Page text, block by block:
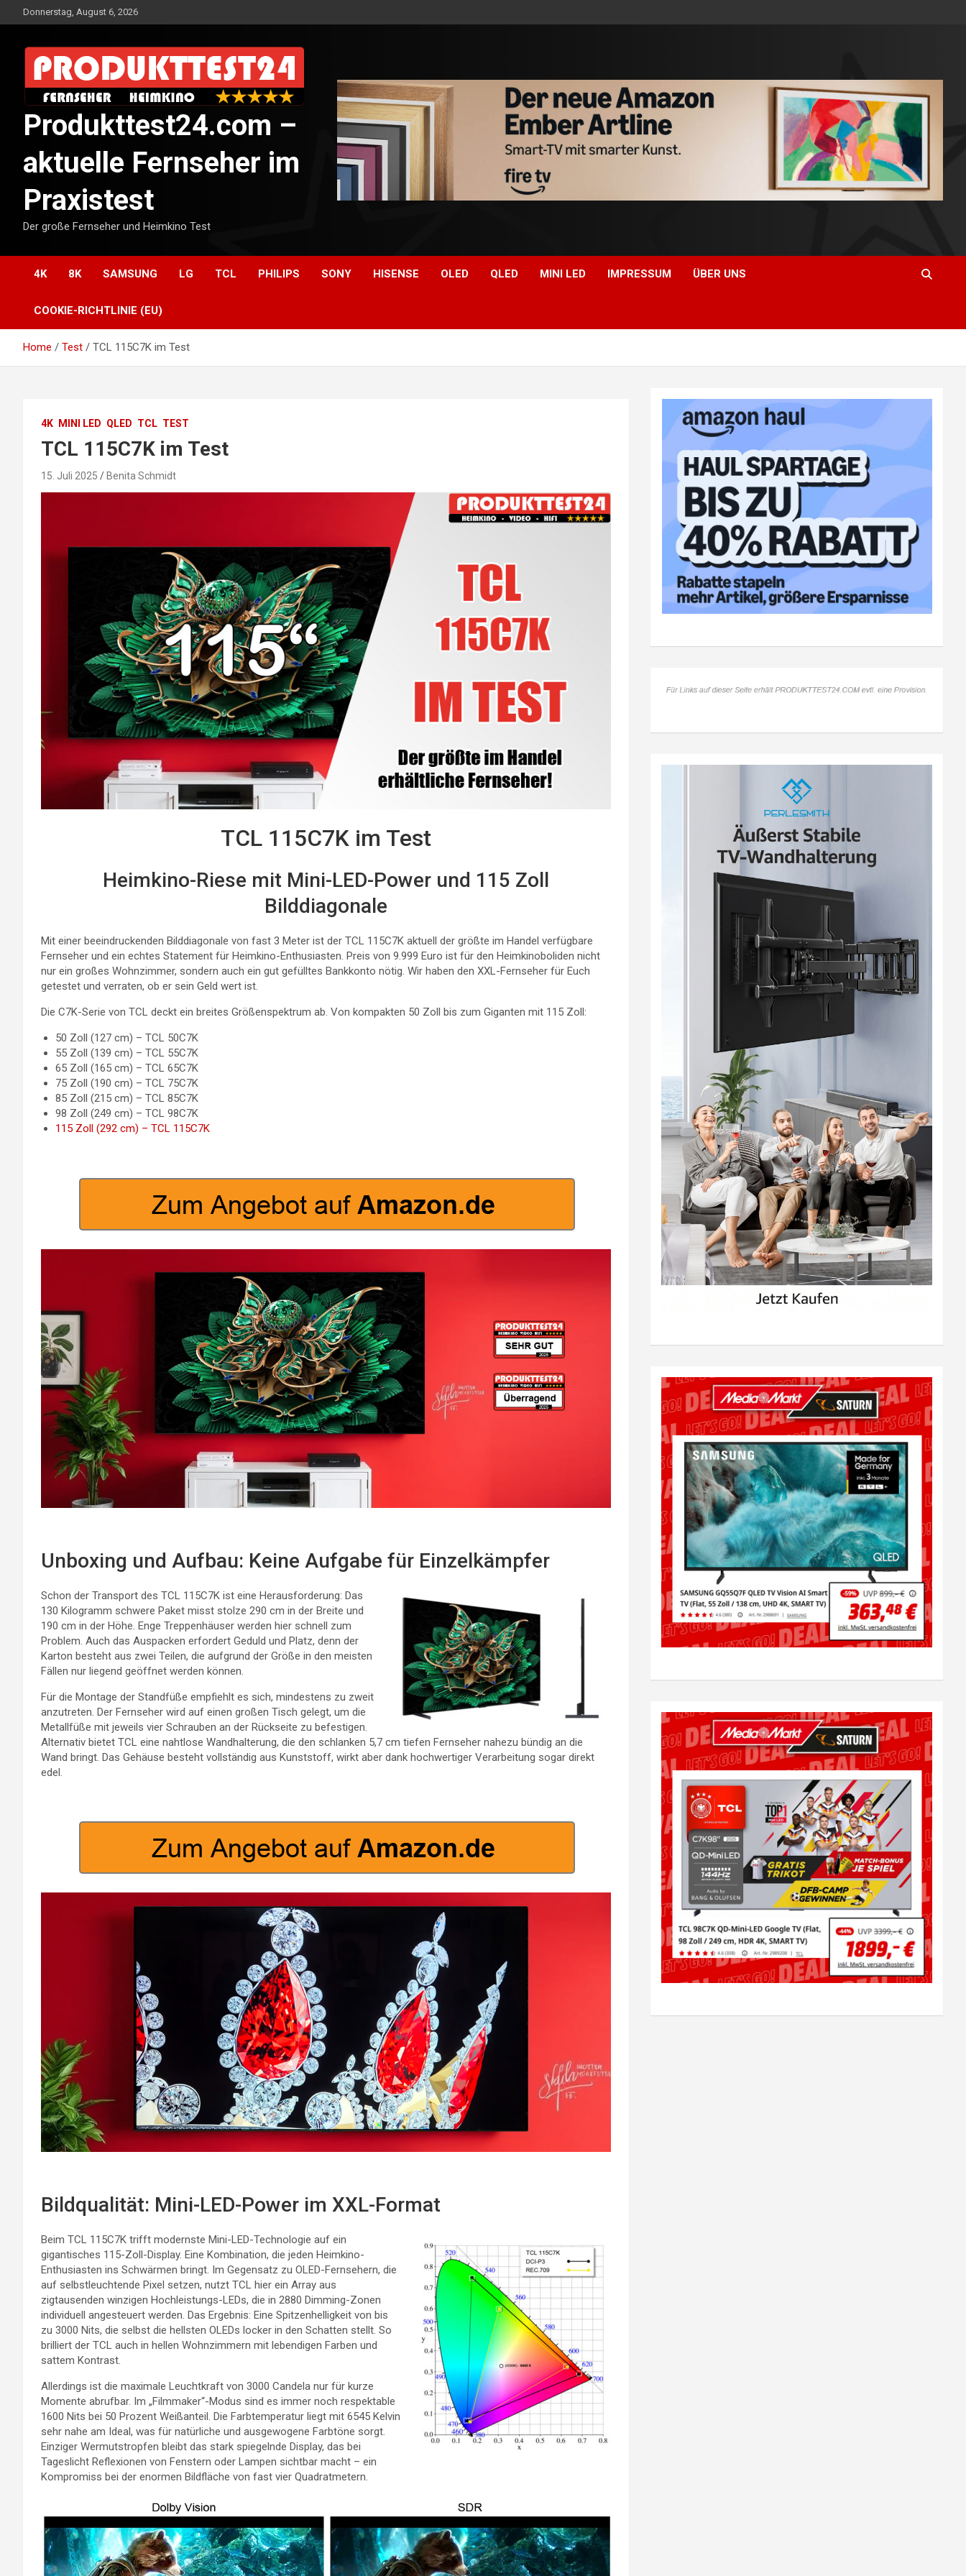
to
Donnerstag, August 6, 2026
Produkttest24.com –
aktuelle Fernseher im
Praxistest
Der große Fernseher und Heimkino Test
4K 8K SAMSUNG LG TCL PHILIPS SONY HISENSE OLED QLED MINI LED IMPRESSUM ÜBER UNS
COOKIE-RICHTLINIE (EU)
Home Test TCL 115C7K im Test
4K MINI LED QLED TCL TEST
TCL 115C7K im Test
15. Juli 2025 Benita Schmidt
TCL 115C7K im Test
Heimkino-Riese mit Mini-LED-Power und 115 Zoll
Bilddiagonale
Mit einer beeindruckenden Bilddiagonale von fast 3 Meter ist der TCL 115C7K aktuell der größte im Handel verfügbare
Fernseher und ein echtes Statement für Heimkino-Enthusiasten. Preis von 9.999 Euro ist für den Heimkinoboliden nicht
nur ein großes Wohnzimmer, sondern auch ein gut gefülltes Bankkonto nötig. Wir haben den XXL-Fernseher für Euch
getestet und verraten, ob er sein Geld wert ist.
Die C7K-Serie von TCL deckt ein breites Größenspektrum ab. Von kompakten 50 Zoll bis zum Giganten mit 115 Zoll:
50 Zoll (127 cm) – TCL 50C7K
55 Zoll (139 cm) – TCL 55C7K
65 Zoll (165 cm) – TCL 65C7K
75 Zoll (190 cm) – TCL 75C7K
85 Zoll (215 cm) – TCL 85C7K
98 Zoll (249 cm) – TCL 98C7K
115 Zoll (292 cm) – TCL 115C7K
Unboxing und Aufbau: Keine Aufgabe für Einzelkämpfer
Schon der Transport des TCL 115C7K ist eine Herausforderung: Das
130 Kilogramm schwere Paket misst stolze 290 cm in der Breite und
190 cm in der Höhe. Enge Treppenhäuser werden hier schnell zum
Problem. Auch das Auspacken erfordert Geduld und Platz, denn der
Karton besteht aus zwei Teilen, die aufgrund der Größe in den meisten
Fällen nur liegend geöffnet werden können.
Für die Montage der Standfüße empfiehlt es sich, mindestens zu zweit
anzutreten. Der Fernseher wird auf einen großen Tisch gelegt, um die
Metallfüße mit jeweils vier Schrauben an der Rückseite zu befestigen.
Alternativ bietet TCL eine nahtlose Wandhalterung, die den schlanken 5,7 cm tiefen Fernseher nahezu bündig an die
Wand bringt. Das Gehäuse besteht vollständig aus Kunststoff, wirkt aber dank hochwertiger Verarbeitung sogar direkt
edel.
Bildqualität: Mini-LED-Power im XXL-Format
Beim TCL 115C7K trifft modernste Mini-LED-Technologie auf ein
gigantisches 115-Zoll-Display. Eine Kombination, die jeden Heimkino-
Enthusiasten ins Schwärmen bringt. Im Gegensatz zu OLED-Fernsehern, die
auf selbstleuchtende Pixel setzen, nutzt TCL hier ein Array aus
zigtausenden winzigen Hochleistungs-LEDs, die in 2880 Dimming-Zonen
individuell angesteuert werden. Das Ergebnis: Eine Spitzenhelligkeit von bis
zu 3000 Nits, die selbst die hellsten OLEDs locker in den Schatten stellt. So
brilliert der TCL auch in hellen Wohnzimmern mit lebendigen Farben und
sattem Kontrast.
Allerdings ist die maximale Leuchtkraft von 3000 Candela nur für kurze
Momente abrufbar. Im „Filmmaker“-Modus sind es immer noch respektable
1600 Nits bei 50 Prozent Weißanteil. Die Farbtemperatur liegt mit 6545 Kelvin
sehr nahe am Ideal, was für natürliche und ausgewogene Farbtöne sorgt.
Einziger Wermutstropfen bleibt das stark spiegelnde Display, das bei
Tageslicht Reflexionen von Fenstern oder Lampen sichtbar macht – ein
Kompromiss bei der enormen Bildfläche von fast vier Quadratmetern.